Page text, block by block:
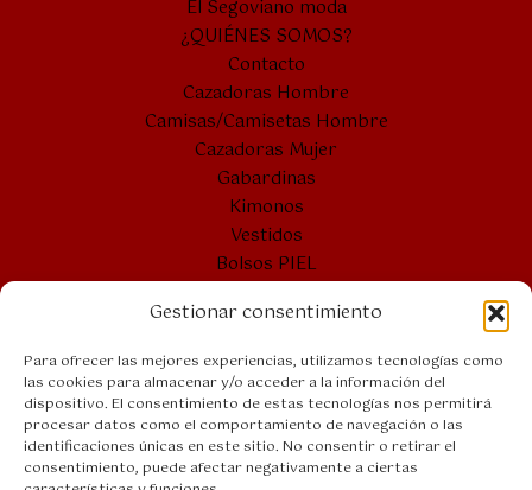
Gestionar consentimiento
Para ofrecer las mejores experiencias, utilizamos tecnologías como
las cookies para almacenar y/o acceder a la información del
dispositivo. El consentimiento de estas tecnologías nos permitirá
procesar datos como el comportamiento de navegación o las
identificaciones únicas en este sitio. No consentir o retirar el
consentimiento, puede afectar negativamente a ciertas
El Segoviano moda
¿QUIÉNES SOMOS?
Contacto
Cazadoras Hombre
Camisas/Camisetas Hombre
Cazadoras Mujer
Gabardinas
Kimonos
Vestidos
Bolsos PIEL
Bolsones
Bolsos VERANO
Bolsos PIEL
Aviso legal